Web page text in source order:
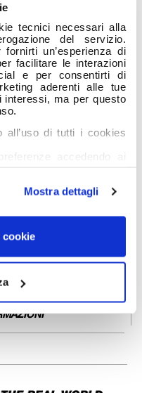
tecnici necessari alla
del servizio.
un’esperienza di
facilitare le interazioni
e per consentirti di
aderenti alle tue
interessi, ma per questo
all’uso di tutti i cookies
accedendo ai
Mostra dettagli